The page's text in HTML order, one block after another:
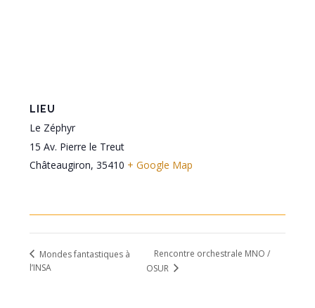
LIEU
Le Zéphyr
15 Av. Pierre le Treut
Châteaugiron, 35410 + Google Map
Mondes fantastiques à
l’INSA
Rencontre orchestrale MNO /
OSUR